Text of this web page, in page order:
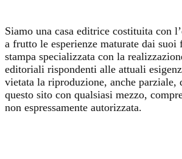
Siamo una casa editrice costituita con
a frutto le esperienze maturate dai suoi
stampa specializzata con la
editoriali rispondenti alle attuali
vietata la riproduzione, anche parziale,
questo sito con qualsiasi mezzo,
non espressamente autorizzata.